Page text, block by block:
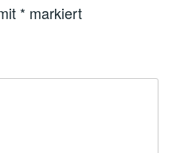
* markiert